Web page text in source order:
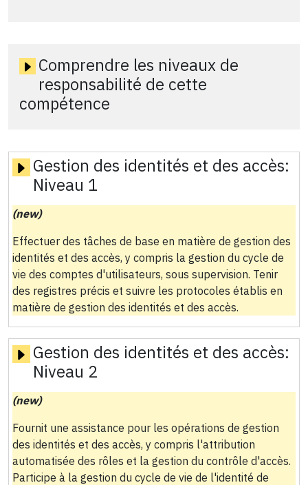
Comprendre les niveaux de
responsabilité de cette
compétence
Gestion des identités et des accès:
Niveau 1
(new)
Effectuer des tâches de base en matière de gestion des
identités et des accès, y compris la gestion du cycle de
vie des comptes d'utilisateurs, sous supervision. Tenir
des registres précis et suivre les protocoles établis en
matière de gestion des identités et des accès.
Gestion des identités et des accès:
Niveau 2
(new)
Fournit une assistance pour les opérations de gestion
des identités et des accès, y compris l'attribution
automatisée des rôles et la gestion du contrôle d'accès.
Participe à la gestion du cycle de vie de l'identité de